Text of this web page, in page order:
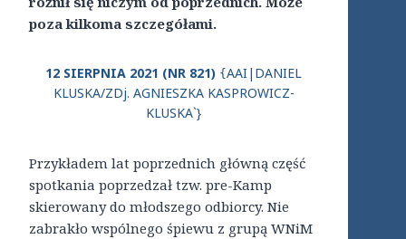
poza kilkoma szczegółami.
12 SIERPNIA 2021 (NR 821) {AAI|DANIEL
KLUSKA/ZDj. AGNIESZKA KASPROWICZ-
KLUSKA`}
Przykładem lat poprzednich główną część
spotkania poprzedzał tzw. pre-Kamp
skierowany do młodszego odbiorcy. Nie
zabrakło wspólnego śpiewu z grupą WNiM